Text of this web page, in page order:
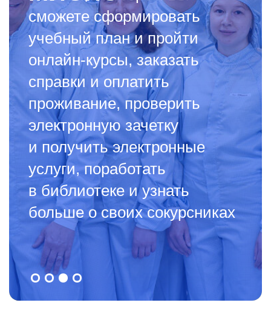
сможете сформировать
учебный план и пройти
онлайн-курсы, заказать
справки и оплатить
проживание, проверить
электронную зачетку
и получить электронные
услуги, поработать
в библиотеке и узнать
больше о своих сокурсниках